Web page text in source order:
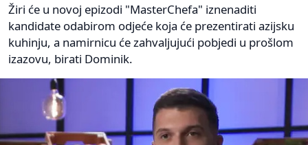
Žiri će u novoj epizodi "MasterChefa" iznenaditi
kandidate odabirom odjeće koja će prezentirati azijsku
kuhinju, a namirnicu će zahvaljujući pobjedi u prošlom
izazovu, birati Dominik.